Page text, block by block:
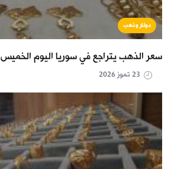
دولار وذهب
سعر الذهب يتراجع في سوريا اليوم الخميس